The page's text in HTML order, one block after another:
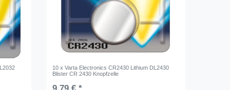
10 x Varta Electronics CR2430 Lithium DL2430
Blister CR 2430 Knopfzelle